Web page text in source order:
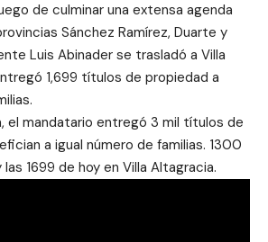
de culminar una extensa agenda
Sánchez Ramírez, Duarte y
Luis Abinader se trasladó a Villa
1,699 títulos de propiedad a
el mandatario entregó 3 mil títulos de
a igual número de familias. 1300
1699 de hoy en Villa Altagracia.